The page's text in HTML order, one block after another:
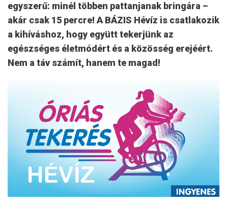
egyszerű: minél többen pattanjanak bringára –
akár csak 15 percre! A BÁZIS Hévíz is csatlakozik
a kihíváshoz, hogy együtt tekerjünk az
egészséges életmódért és a közösség erejéért.
Nem a táv számít, hanem te magad!